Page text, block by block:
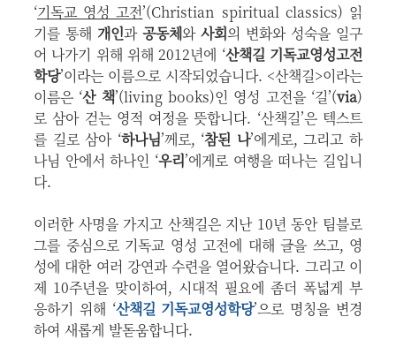
‘기독교 영성 고전’(Christian spiritual classics) 읽
기를 통해 개인과 공동체와 사회의 변화와 성숙을 일구
어 나가기 위해 위해 2012년에 ‘산책길 기독교영성고전
학당’이라는 이름으로 시작되었습니다. <산책길>이라는
이름은 ‘산 책’(living books)인 영성 고전을 ‘길’(via)
로 삼아 걷는 영적 여정을 뜻합니다. ‘산책길’은 텍스트
를 길로 삼아 ‘하나님’께로, ‘참된 나’에게로, 그리고 하
나님 안에서 하나인 ‘우리’에게로 여행을 떠나는 길입니
다.
이러한 사명을 가지고 산책길은 지난 10년 동안 팀블로
그를 중심으로 기독교 영성 고전에 대해 글을 쓰고, 영
성에 대한 여러 강연과 수련을 열어왔습니다. 그리고 이
제 10주년을 맞이하여, 시대적 필요에 좀더 폭넓게 부
응하기 위해 ‘산책길 기독교영성학당’으로 명칭을 변경
하여 새롭게 발돋움합니다.